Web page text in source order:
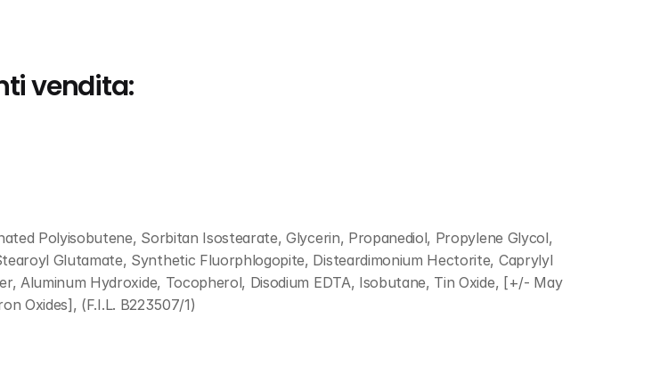
vendita:
Polyisobutene, Sorbitan Isostearate, Glycerin, Propanediol, Propylene Glycol,
Glutamate, Synthetic Fluorphlogopite, Disteardimonium Hectorite, Caprylyl
Aluminum Hydroxide, Tocopherol, Disodium EDTA, Isobutane, Tin Oxide, [+/- May
Oxides], (F.I.L. B223507/1)